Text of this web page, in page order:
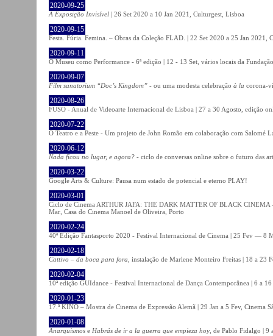
2020-09-25
A Exposição Invisível | 26 Set 2020 a 10 Jan 2021, Culturgest, Lisboa
2020-09-15
Festa. Fúria. Femina. – Obras da Coleção FLAD. | 22 Set 2020 a 25 Jan
2020-09-11
O Museu como Performance - 6ª edição | 12 - 13 Set, vários locais da
2020-09-07
Film sanatorium “Doc’s Kingdom” - ou uma modesta celebração à la corona-
2020-08-26
FUSO - Anual de Videoarte Internacional de Lisboa | 27 a 30 Agosto, edição
2020-07-22
O Teatro e a Peste - Um projeto de John Romão em colaboração com Salomé
2020-06-12
Nada ficou no lugar, e agora? - ciclo de conversas online sobre o futuro das
2020-03-22
Google Arts & Culture: Pausa num estado de potencial e eterno PLAY!
2020-03-01
Ciclo de Cinema ARTHUR JAFA: THE DARK MATTER OF BLACK
Mar, Casa do Cinema Manoel de Oliveira, Porto
2020-02-24
40ª Edição Fantasporto 2020 - Festival Internacional de Cinema | 25 Fev — 8
2020-02-18
Cattivo – da boca para fora , instalação de Marlene Monteiro Freitas | 18 a
2020-02-04
10ª edição GUIdance - Festival Internacional de Dança Contemporânea | 6 a
2020-01-23
17.ª KINO – Mostra de Cinema de Expressão Alemã | 29 Jan a 5 Fev, Cinema
2020-01-08
Anarquismos e Habrás de ir a la guerra que empieza hoy , de Pablo Fidalgo |